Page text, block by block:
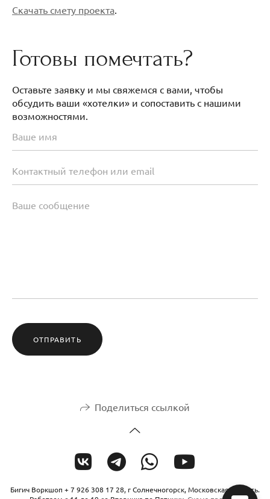
Скачать смету проекта.
Готовы помечтать?
Оставьте заявку и мы свяжемся с вами, чтобы
обсудить ваши «хотелки» и сопоставить с нашими
возможностями.
ОТПРАВИТЬ
Поделиться ссылкой
Бигич Воркшоп + 7 926 308 17 28, г Солнечногорск, Московская область.